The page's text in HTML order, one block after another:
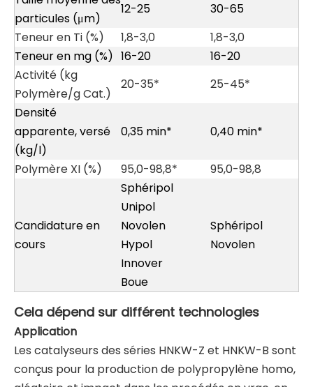
particules (μm)
12-25
30-65
Teneur en Ti (%)
1,8-3,0
1,8-3,0
Teneur en mg (%) 16-20
16-20
Activité (kg
Polymère/g Cat.)
20-35*
25-45*
Densité
apparente, versé
(kg/l)
0,35 min* 0,40 min*
Polymère XI (%) 95,0-98,8* 95,0-98,8
Candidature en
cours
Sphéripol
Unipol
Novolen
Hypol
Innover
Boue
Sphéripol
Novolen
Cela dépend sur différent technologies
Application
Les catalyseurs des séries HNKW-Z et HNKW-B sont
conçus pour la production de polypropylène homo,